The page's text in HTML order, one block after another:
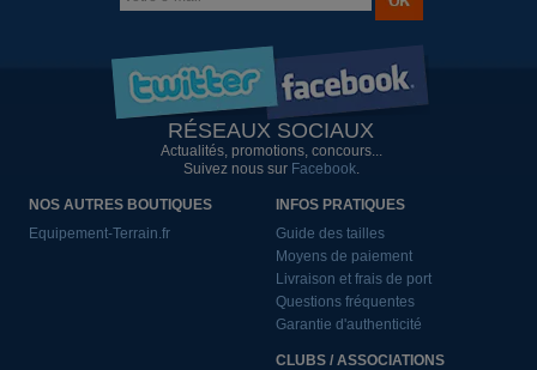
RÉSEAUX SOCIAUX
Actualités, promotions, concours...
Suivez nous sur Facebook.
NOS AUTRES BOUTIQUES
Equipement-Terrain.fr
INFOS PRATIQUES
Guide des tailles
Moyens de paiement
Livraison et frais de port
Questions fréquentes
Garantie d'authenticité
CLUBS / ASSOCIATIONS